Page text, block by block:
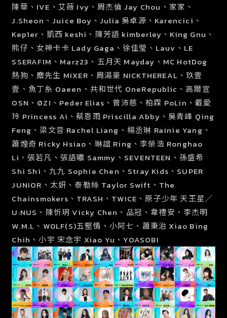
陳華、IVE、艾薇 Ivy、周杰倫 Jay Chou 、家家、
J.Sheon、Juice Boy、Julia 吳卓源、Karencici、
Kep1er、凱西 keshi、陳芳語 kimberley、King Gnu、
熊仔、女神卡卡 Lady Gaga、徐佳瑩、Lauv、LE
SSERAFIM、Marz23、五月天 Mayday、MC HotDog
熱狗、麋先生 MIXER、周湯豪 NICKTHEREAL、玖壹
壹、魚丁糸 Oaeen、共和世代 OneRepublic、高爾宣
OSN、ØZI、Peder Elias、曾沛慈、柏霖 PoLin、戴愛
玲 Princess Ai 、蔡恩雨 Priscilla Abby 、吳青峰 Qing
Feng 、梁文音 Rachel Liang 、楊丞琳 Rainie Yang 、
蕭煌奇 Ricky Hsiao 、琳誼 Ring、李榮浩 Ronghao
Li 、張若凡、張語噥 Sammy、SEVENTEEN、孫盛希
Shi Shi、九九 Sophie Chen、Stray Kids、SUPER
JUNIOR、太妍、泰勒絲 Taylor Swift、The
Chainsmokers、TRASH、TWICE、原子少年 天王星／
U:NUS、陳忻玥 Vicky Chen、品冠、韋禮安、李杰明
W.M.L、W0LF(S)五堅情、小阿七、蕭秉治 Xiao Bing
Chih 、小宇 宋念宇 Xiao Yu 、YOASOBI